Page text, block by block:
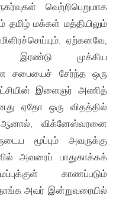
வெற்றிபெறுமாக
தமிழ் மக்கள் மத்தியிலும்
ஏற்கனவே,
இரண்டு முக்கிய
சபையைச் சேர்ந்த ஒரு
கட்சியின் இளைஞர் அணித்
ஏதோ ஒரு விதத்தில்
ஆனால், விக்னேஸ்வரனை
மூப்பும் அவருக்கு
அவரைப் பாதுகாக்கக்
காணப்படும்
அவர் இன்றுவரையில்